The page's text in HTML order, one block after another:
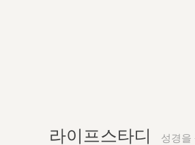
라이프스타디 성경을